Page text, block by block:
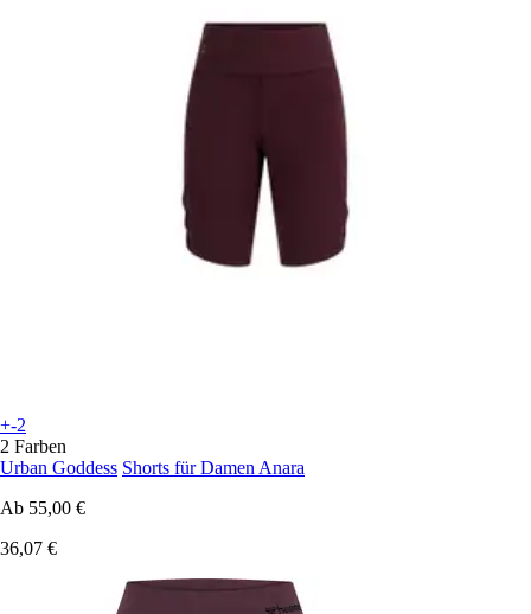
+-2
2 Farben
Urban Goddess Shorts für Damen Anara
Ab 55,00 €
36,07 €